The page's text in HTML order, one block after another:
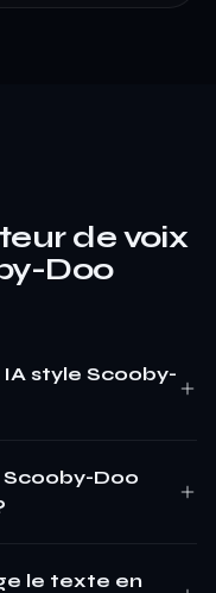
de voix
Doo
style Scooby-
Scooby-Doo
le texte en